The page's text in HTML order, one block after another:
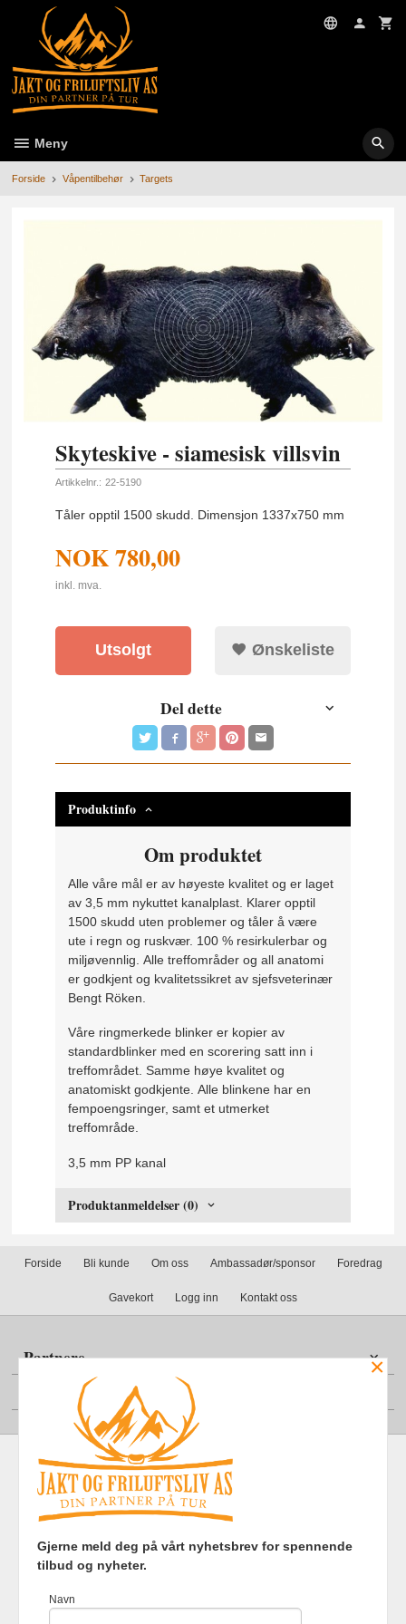
innholdet
Meny
Forside Våpentilbehør Targets
Skyteskive - siamesisk villsvin
Artikkelnr.: 22-5190
Tåler opptil 1500 skudd. Dimensjon 1337x750 mm
NOK780,00
inkl. mva.
Utsolgt Ønskeliste
Del dette
Produktinfo
Om produktet
Alle våre mål er av høyeste kvalitet og er laget
av 3,5 mm nykuttet kanalplast. Klarer opptil
1500 skudd uten problemer og tåler å være
ute i regn og ruskvær. 100 % resirkulerbar og
miljøvennlig. Alle treffområder og all anatomi
er godkjent og kvalitetssikret av sjefsveterinær
Bengt Röken.
Våre ringmerkede blinker er kopier av
standardblinker med en scorering satt inn i
treffområdet. Samme høye kvalitet og
anatomiskt godkjente. Alle blinkene har en
fempoengsringer, samt et utmerket
treffområde.
3,5 mm PP kanal
Produktanmeldelser (0)
Forside Bli kunde Om oss Ambassadør/sponsor Foredrag
Gavekort Logg inn Kontakt oss
Partnere
Din konto
Frakt Kjøpsbetingelser Sikkerhet og personvern
Nyhetsbrev
Foretaksregisteret 920903363
×
Gjerne meld deg på vårt nyhetsbrev for spennende
tilbud og nyheter.
Navn